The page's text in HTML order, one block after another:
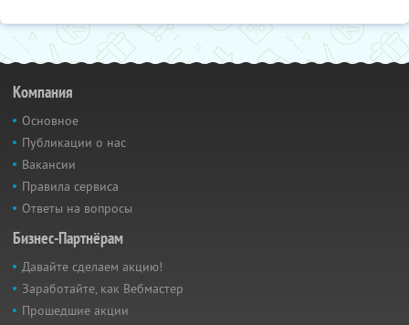
Компания
Основное
Публикации о нас
Вакансии
Правила сервиса
Ответы на вопросы
Бизнес-Партнёрам
Давайте сделаем акцию!
Заработайте, как Вебмастер
Прошедшие акции